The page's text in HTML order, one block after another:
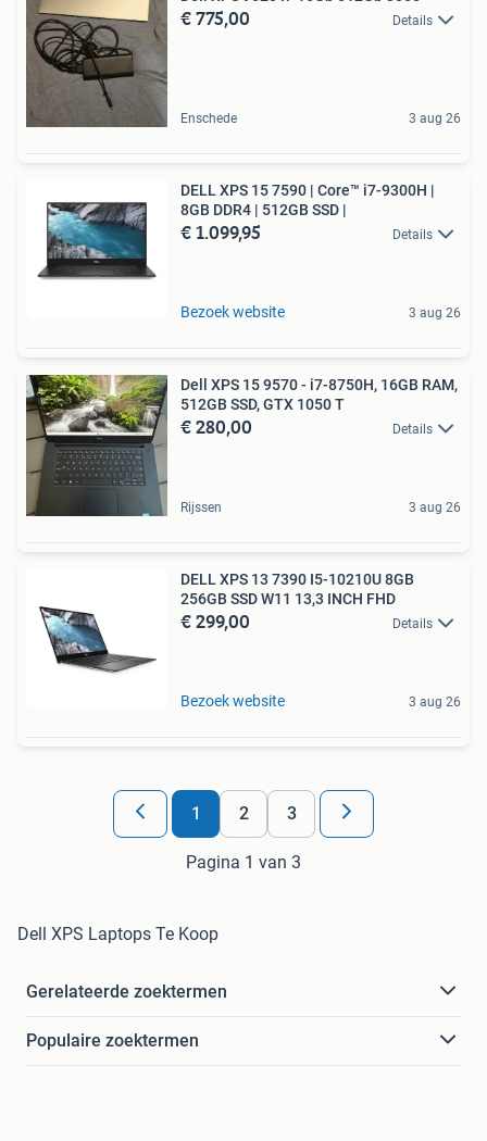
€ 775,00 Details
Enschede 3 aug 26
DELL XPS 15 7590 | Core™ i7-9300H |
8GB DDR4 | 512GB SSD |
€ 1.099,95 Details
Bezoek website 3 aug 26
Dell XPS 15 9570 - i7-8750H, 16GB RAM,
512GB SSD, GTX 1050 T
€ 280,00 Details
Rijssen 3 aug 26
DELL XPS 13 7390 I5-10210U 8GB
256GB SSD W11 13,3 INCH FHD
€ 299,00 Details
Bezoek website 3 aug 26
1 2 3
Pagina 1 van 3
Dell XPS Laptops Te Koop
Gerelateerde zoektermen
Populaire zoektermen